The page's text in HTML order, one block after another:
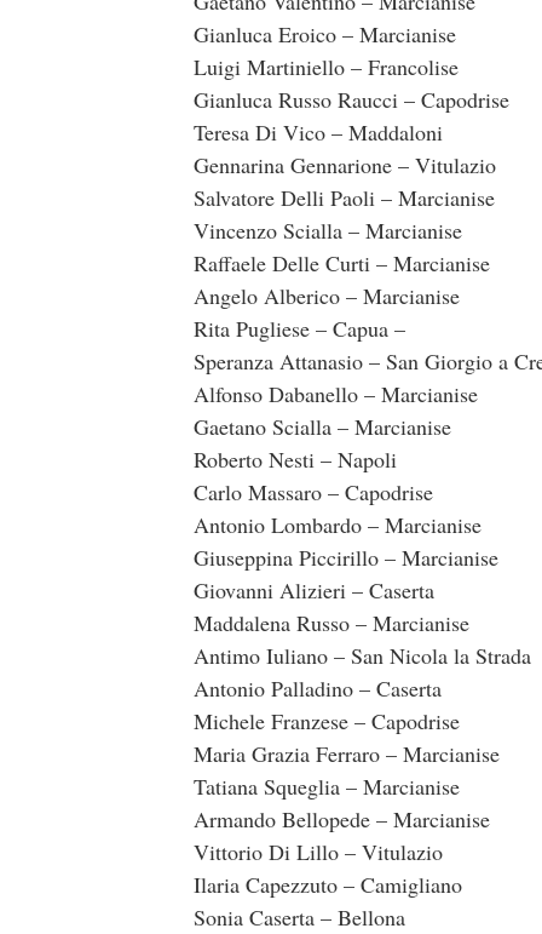
Gianluca Eroico – Marcianise
Luigi Martiniello – Francolise
Gianluca Russo Raucci – Capodrise
Teresa Di Vico – Maddaloni
Gennarina Gennarione – Vitulazio
Salvatore Delli Paoli – Marcianise
Vincenzo Scialla – Marcianise
Raffaele Delle Curti – Marcianise
Angelo Alberico – Marcianise
Rita Pugliese – Capua –
Speranza Attanasio – San Giorgio a
Alfonso Dabanello – Marcianise
Gaetano Scialla – Marcianise
Roberto Nesti – Napoli
Carlo Massaro – Capodrise
Antonio Lombardo – Marcianise
Giuseppina Piccirillo – Marcianise
Giovanni Alizieri – Caserta
Maddalena Russo – Marcianise
Antimo Iuliano – San Nicola la Strada
Antonio Palladino – Caserta
Michele Franzese – Capodrise
Maria Grazia Ferraro – Marcianise
Tatiana Squeglia – Marcianise
Armando Bellopede – Marcianise
Vittorio Di Lillo – Vitulazio
Ilaria Capezzuto – Camigliano
Sonia Caserta – Bellona